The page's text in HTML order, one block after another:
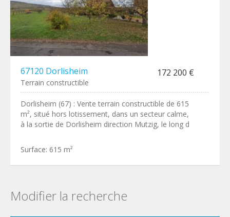
67120 Dorlisheim 172 200 €
Terrain constructible
Dorlisheim (67) : Vente terrain constructible de 615
m², situé hors lotissement, dans un secteur calme,
à la sortie de Dorlisheim direction Mutzig, le long d
Surface: 615 m²
Modifier la recherche